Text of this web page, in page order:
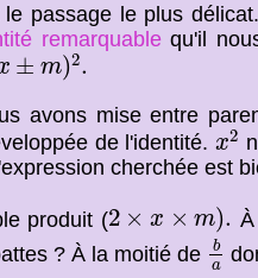
le passage le plus
remarquablequ'il
± m)2.
±m)2.
avons mise entre
de l'identité.x2
x2
cherchée est
produit (2 × x × m).
2 × m
? À la moitié de
b
a
ba